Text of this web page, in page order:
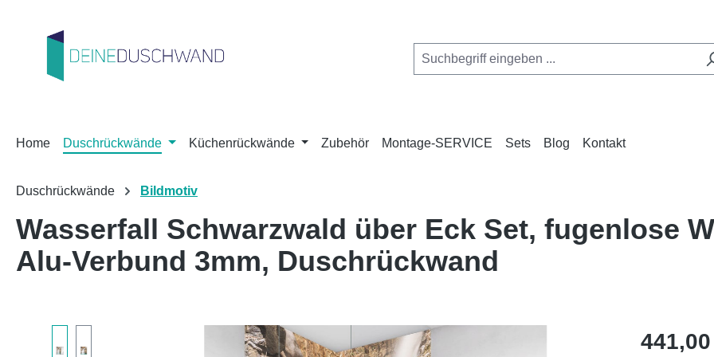
Home Duschrückwände Küchenrückwände Zubehör Montage-SERVICE Sets Blog Kontakt
Duschrückwände Bildmotiv
Wasserfall Schwarzwald über Eck Set, fugenlose
Alu-Verbund 3mm, Duschrückwand
Regulärer